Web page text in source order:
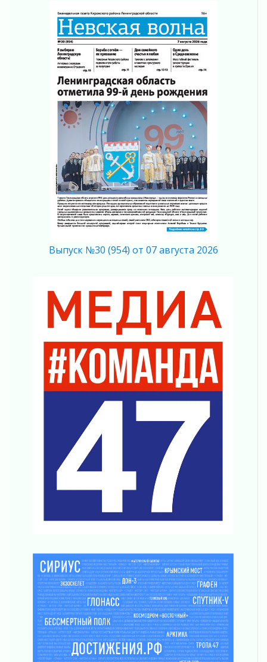
Ленобласть повышает производительность
труда в ЖКХ
03 августа 2026
Поддержка волонтерских объединений
03 августа 2026
Ладожский мост полностью закроют на два
03 августа 2026
Музеи Ленобласти обновляют пространства
Новая площадка: 2027
03 августа 2026
Часть медиков в Ленобласти сможет
рассчитывать на доплату от региона
03 августа 2026
За сутки в Ленинградской области
03 августа 2026
Строительные компании Ленобласти
подняли зарплаты почти на 40% за год
03 августа 2026
Шесть новых жизней в честь дня рождения
Ленинградской области
03 августа 2026
Уроки безопасности для детей и взрослых
03 августа 2026
Ленобласть отмечает День Воздушно-
десантных войск
«Активное лето»
02 августа 2026
Ленобласть отметила заслуги жителей перед
регионом и страной
Ладога — не пруд
Ленинградской области о неоплаченных
счетах
02 августа 2026
Пропавшего подростка нашли в Кировском
районе Ленобласти
02 августа 2026
Жителям Ленобласти напомнили, как
действовать при укусе клеща
Выпуск №30 (954) от 07 августа 2026